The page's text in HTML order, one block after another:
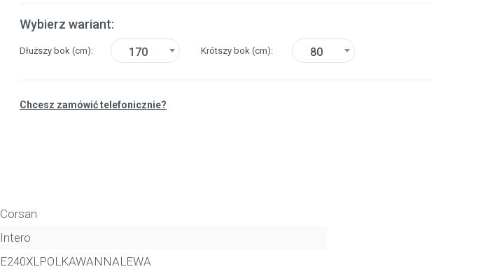
Wybierz wariant:
Dłuższy bok (cm) 170 Krótszy bok (cm) 80
Chcesz zamówić telefonicznie?
Corsan
Intero
E240XLPOLKAWANNALEWA